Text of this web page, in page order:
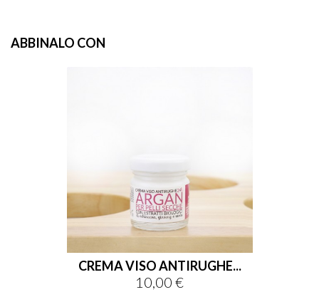
ABBINALO CON
CREMA VISO ANTIRUGHE...
Prezzo
10,00 €